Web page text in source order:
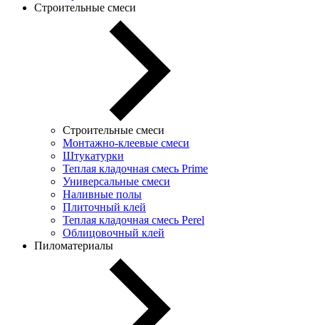
Строительные смеси
Строительные смеси
Монтажно-клеевые смеси
Штукатурки
Теплая кладочная смесь Prime
Универсальные смеси
Наливные полы
Плиточный клей
Теплая кладочная смесь Perel
Облицовочный клей
Пиломатериалы